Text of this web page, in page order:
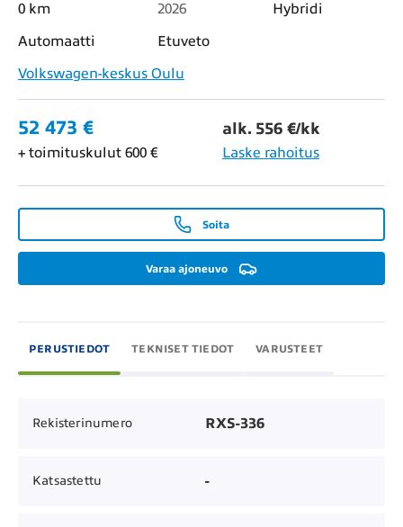
0 km 2026
Hybridi
Automaatti
Etuveto
Volkswagen-keskus Oulu
52 473 € alk. 556 €/kk
+ toimituskulut 600 € Laske rahoitus
Soita
Varaa ajoneuvo
PERUSTIEDOT TEKNISET TIEDOT VARUSTEET
Rekisterinumero RXS-336
Katsastettu -